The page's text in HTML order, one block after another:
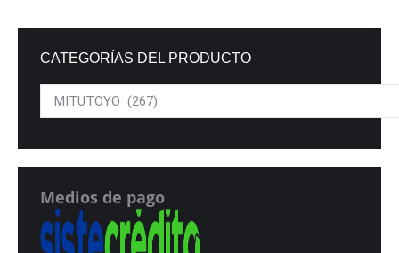
CATEGORÍAS DEL PRODUCTO
Medios de pago